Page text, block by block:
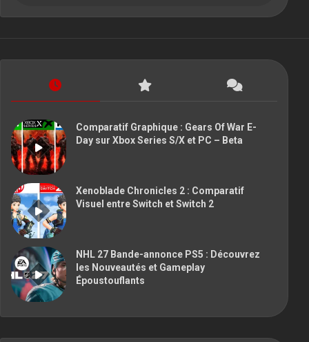
Comparatif Graphique : Gears Of War E-
Day sur Xbox Series S/X et PC – Beta
Xenoblade Chronicles 2 : Comparatif
Visuel entre Switch et Switch 2
NHL 27 Bande-annonce PS5 : Découvrez
les Nouveautés et Gameplay
Époustouflants